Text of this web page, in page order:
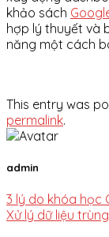
khảo sách
hợp lý thuyết và
năng một cách
This entry was
permalink.
admin
3 lý do khóa học
Xử lý dữ liệu